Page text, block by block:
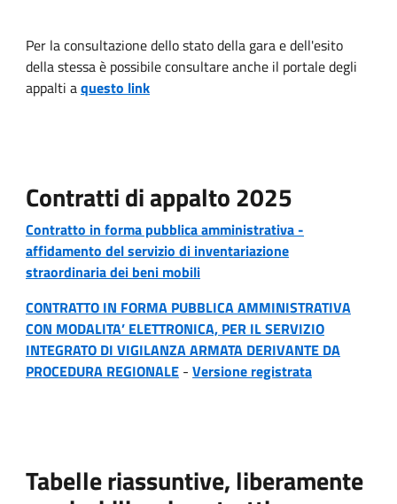
Per la consultazione dello stato della gara e dell'esito
della stessa è possibile consultare anche il portale degli
appalti aquesto link
Contratti di appalto 2025
Contratto in forma pubblica amministrativa -
affidamento del servizio di inventariazione
straordinaria dei beni mobili
CONTRATTO IN FORMA PUBBLICA AMMINISTRATIVA
CON MODALITA’ ELETTRONICA, PER IL SERVIZIO
INTEGRATO DI VIGILANZA ARMATA DERIVANTE DA
PROCEDURA REGIONALE - Versione registrata
Tabelle riassuntive, liberamente